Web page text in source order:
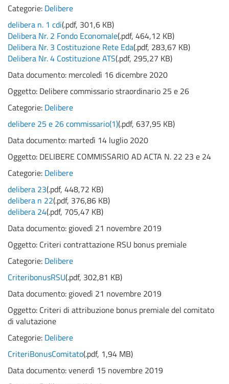
Categorie: Delibere
delibera n. 1 cdi(.pdf, 301,6 KB)
Delibera Nr. 2 Fondo Economale(.pdf, 464,12 KB)
Delibera Nr. 3 Costituzione Rete Eda(.pdf, 283,67 KB)
Delibera Nr. 4 Costituzione ATS(.pdf, 295,27 KB)
Data documento: mercoledì 16 dicembre 2020
Oggetto: Delibere commissario straordinario 25 e 26
Categorie: Delibere
delibere 25 e 26 commissario(1)(.pdf, 637,95 KB)
Data documento: martedì 14 luglio 2020
Oggetto: DELIBERE COMMISSARIO AD ACTA N. 22 23 e 24
Categorie: Delibere
delibera 23(.pdf, 448,72 KB)
delibera n 22(.pdf, 376,86 KB)
delibera 24(.pdf, 705,47 KB)
Data documento: giovedì 21 novembre 2019
Oggetto: Criteri contrattazione RSU bonus premiale
Categorie: Delibere
CriteribonusRSU(.pdf, 302,81 KB)
Data documento: giovedì 21 novembre 2019
Oggetto: Criteri di attribuzione bonus premiale del comitato
di valutazione
Categorie: Delibere
CriteriBonusComitato(.pdf, 1,94 MB)
Data documento: venerdì 15 novembre 2019